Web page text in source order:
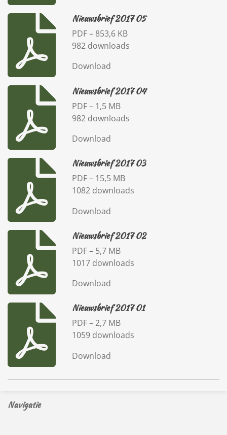
Nieuwsbrief 2017 05
PDF – 853,6 KB
982 downloads
Download
Nieuwsbrief 2017 04
PDF – 1,5 MB
982 downloads
Download
Nieuwsbrief 2017 03
PDF – 15,5 MB
1082 downloads
Download
Nieuwsbrief 2017 02
PDF – 5,7 MB
1017 downloads
Download
Nieuwsbrief 2017 01
PDF – 2,7 MB
1059 downloads
Download
Navigatie